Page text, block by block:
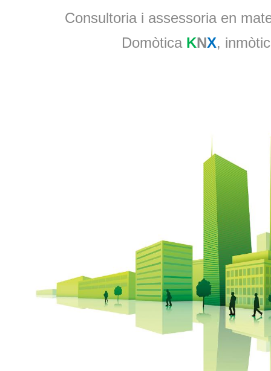
Consultoria i assessoria en
Domòtica KNX,